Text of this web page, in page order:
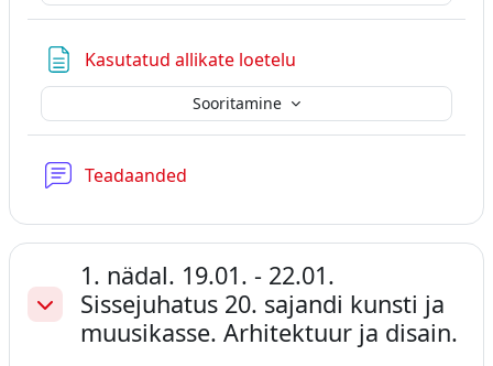
Kasutatud allikate loetelu
Sooritamine
Teadaanded
Ahenda
1. nädal. 19.01. - 22.01.
Sissejuhatus 20. sajandi kunsti ja
muusikasse. Arhitektuur ja disain.